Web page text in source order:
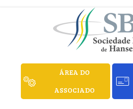
ÁREA DO
ASSOCIADO